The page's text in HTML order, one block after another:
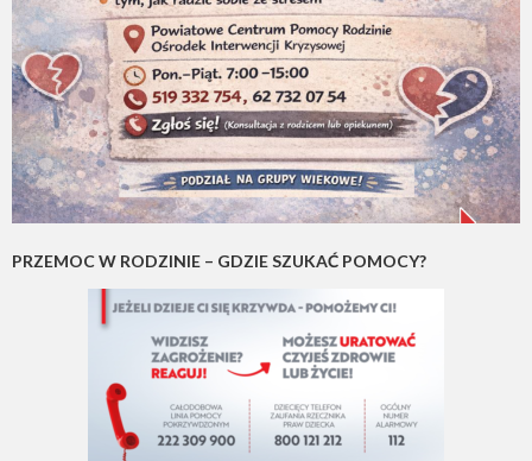
PRZEMOC W RODZINIE – GDZIE SZUKAĆ POMOCY?